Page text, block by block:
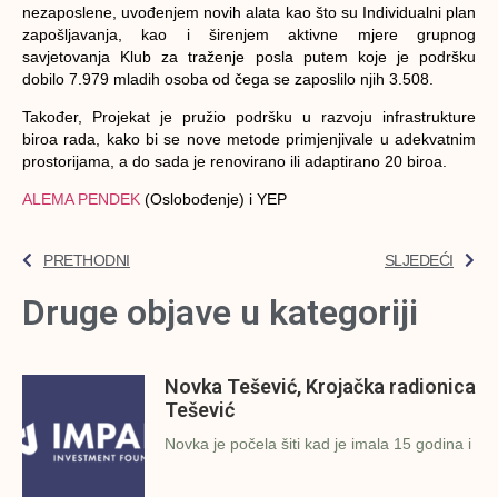
nezaposlene, uvođenjem novih alata kao što su Individualni plan
zapošljavanja, kao i širenjem aktivne mjere grupnog
savjetovanja Klub za traženje posla putem koje je podršku
dobilo 7.979 mladih osoba od čega se zaposlilo njih 3.508.
Također, Projekat je pružio podršku u razvoju infrastrukture
biroa rada, kako bi se nove metode primjenjivale u adekvatnim
prostorijama, a do sada je renovirano ili adaptirano 20 biroa.
ALEMA PENDEK (Oslobođenje) i YEP
PRETHODNI SLJEDEĆI
Druge objave u kategoriji
Novka Tešević, Krojačka radionica
Tešević
Novka je počela šiti kad je imala 15 godina i